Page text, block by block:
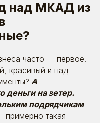
над МКАД из
часто — первое.
красивый и над
А
деньги на ветер.
подрядчикам
примерно такая